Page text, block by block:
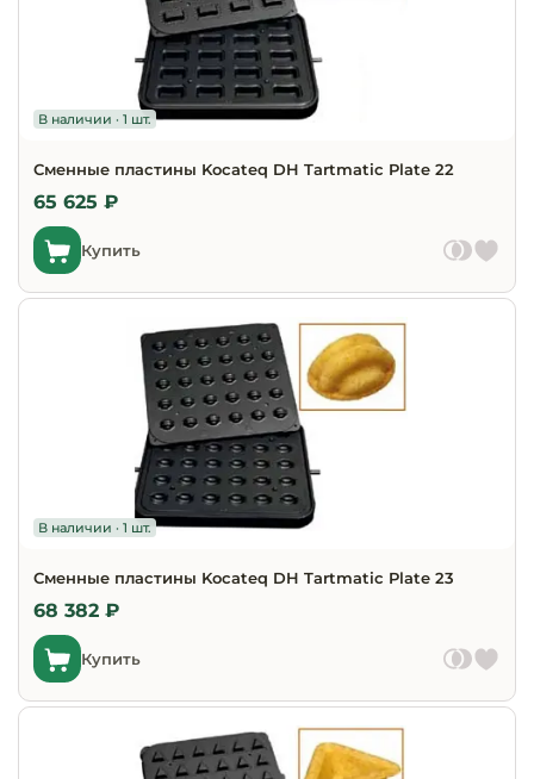
Сменные пластины Kocateq DH Tartmatic Plate 22
В наличии · 1 шт.
65 625 ₽
Купить
Сменные пластины Kocateq DH Tartmatic Plate 23
В наличии · 1 шт.
68 382 ₽
Купить